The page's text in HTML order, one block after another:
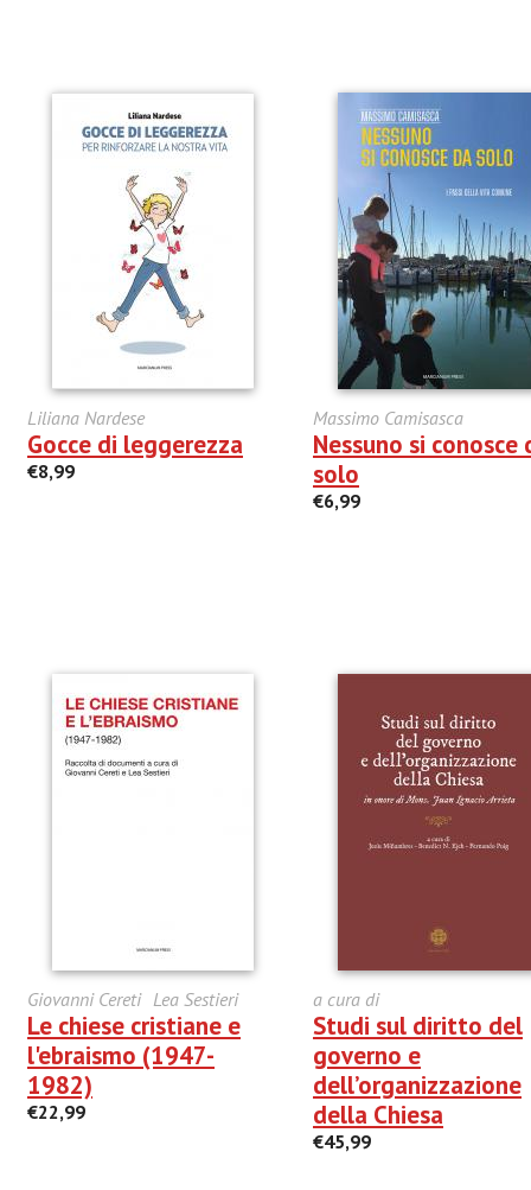
Liliana Nardese
Gocce di leggerezza
€8,99
Massimo Camisasca
Nessuno si conosce
solo
€6,99
Giovanni Cereti Lea Sestieri
Le chiese cristiane e
l'ebraismo (1947-
1982)
€22,99
a cura di
Studi sul diritto del
governo e
dell’organizzazione
della Chiesa
€45,99